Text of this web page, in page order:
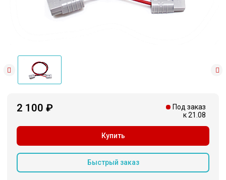
2 100 ₽
Под заказ
к 21.08
Купить
Быстрый заказ